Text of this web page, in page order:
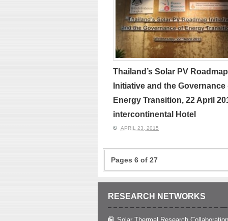
Thailand’s Solar PV Roadmap
Initiative and the Governance
Energy Transition, 22 April
intercontinental Hotel
APRIL 23, 2015
Pages 6 of 27
RESEARCH NETWORKS